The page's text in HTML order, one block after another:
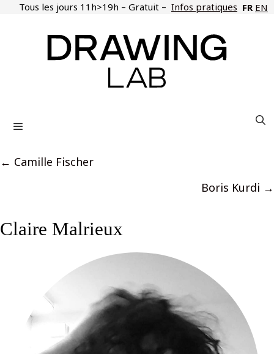
AllerTous les jours 11h>19h – Gratuit – Infos pratiques FR EN
Posts
← Camille Fischer
Boris Kurdi →
Claire Malrieux